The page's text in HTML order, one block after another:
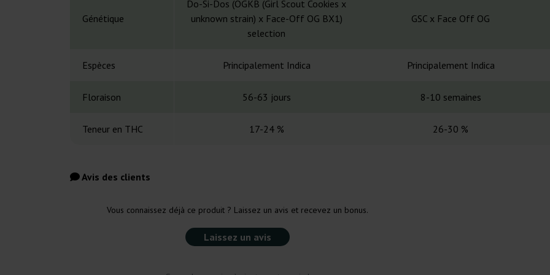
Génétique
Do-Si-Dos (OGKB (Girl Scout Cookies x
unknown strain) x Face-Off OG BX1)
selection
GSC x Face Off OG
Espèces Principalement Indica Principalement Indica
Floraison 56-63 jours 8-10 semaines
Teneur en THC 17-24 % 26-30 %
Avis des clients
Vous connaissez déjà ce produit ? Laissez un avis et recevez un bonus.
Laissez un avis